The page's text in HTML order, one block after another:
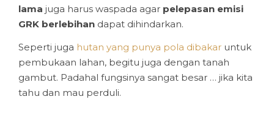
lama juga harus waspada agar pelepasan emisi
GRK berlebihan dapat dihindarkan.
Seperti juga hutan yang punya pola dibakar untuk
pembukaan lahan, begitu juga dengan tanah
gambut. Padahal fungsinya sangat besar … jika kita
tahu dan mau perduli.